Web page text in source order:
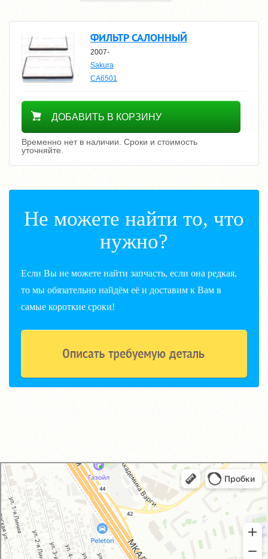
ФИЛЬТР САЛОННЫЙ
2007-
Sakura
CA6501
Уточнить цену
ДОБАВИТЬ В КОРЗИНУ
Временно нет в наличии. Сроки и стоимость
уточняйте.
Не можете найти то, что
нужно?
Если Вы не можете найти запчасть, если она редкая,
то мы обязательно найдём её и доставим к Вам в
самые короткие сроки!
GM-City&VAG-Repair
Автосервис, автотехцентр в Москве
Магазин автозапчастей и автотоваров в Москве